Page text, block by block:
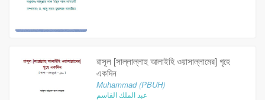
রাসূল [সাল্লাল্লাহু আলাইহি ওয়াসাল্লামের] গৃহে
একদিন
Muhammad (PBUH)
عبد الملك القاسم